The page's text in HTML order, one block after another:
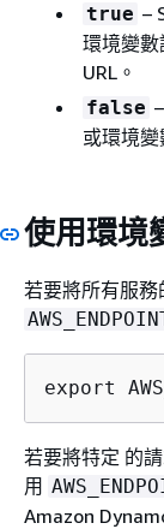
true –
環境變
URL。
false
或環境
使用環境
若要將所有服務
export
若要將特定 的
用
Amazon